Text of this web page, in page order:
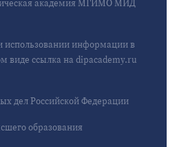
академия МГИМО МИД
информации в
виде ссылка на dipacademy.ru
дел Российской Федерации
образования